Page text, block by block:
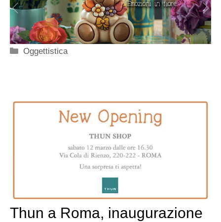
Categorie
Oggettistica
Thun a Roma, inaugurazione